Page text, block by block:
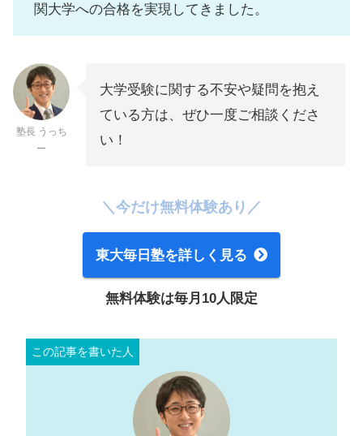
関大学への合格を実現してきました。
塾長 うっち
ー
大学受験に関する不安や疑問を抱え
ている方は、ぜひ一度ご相談くださ
い！
＼今だけ無料体験あり／
東大毎日塾を詳しく見る
無料体験は毎月10人限定